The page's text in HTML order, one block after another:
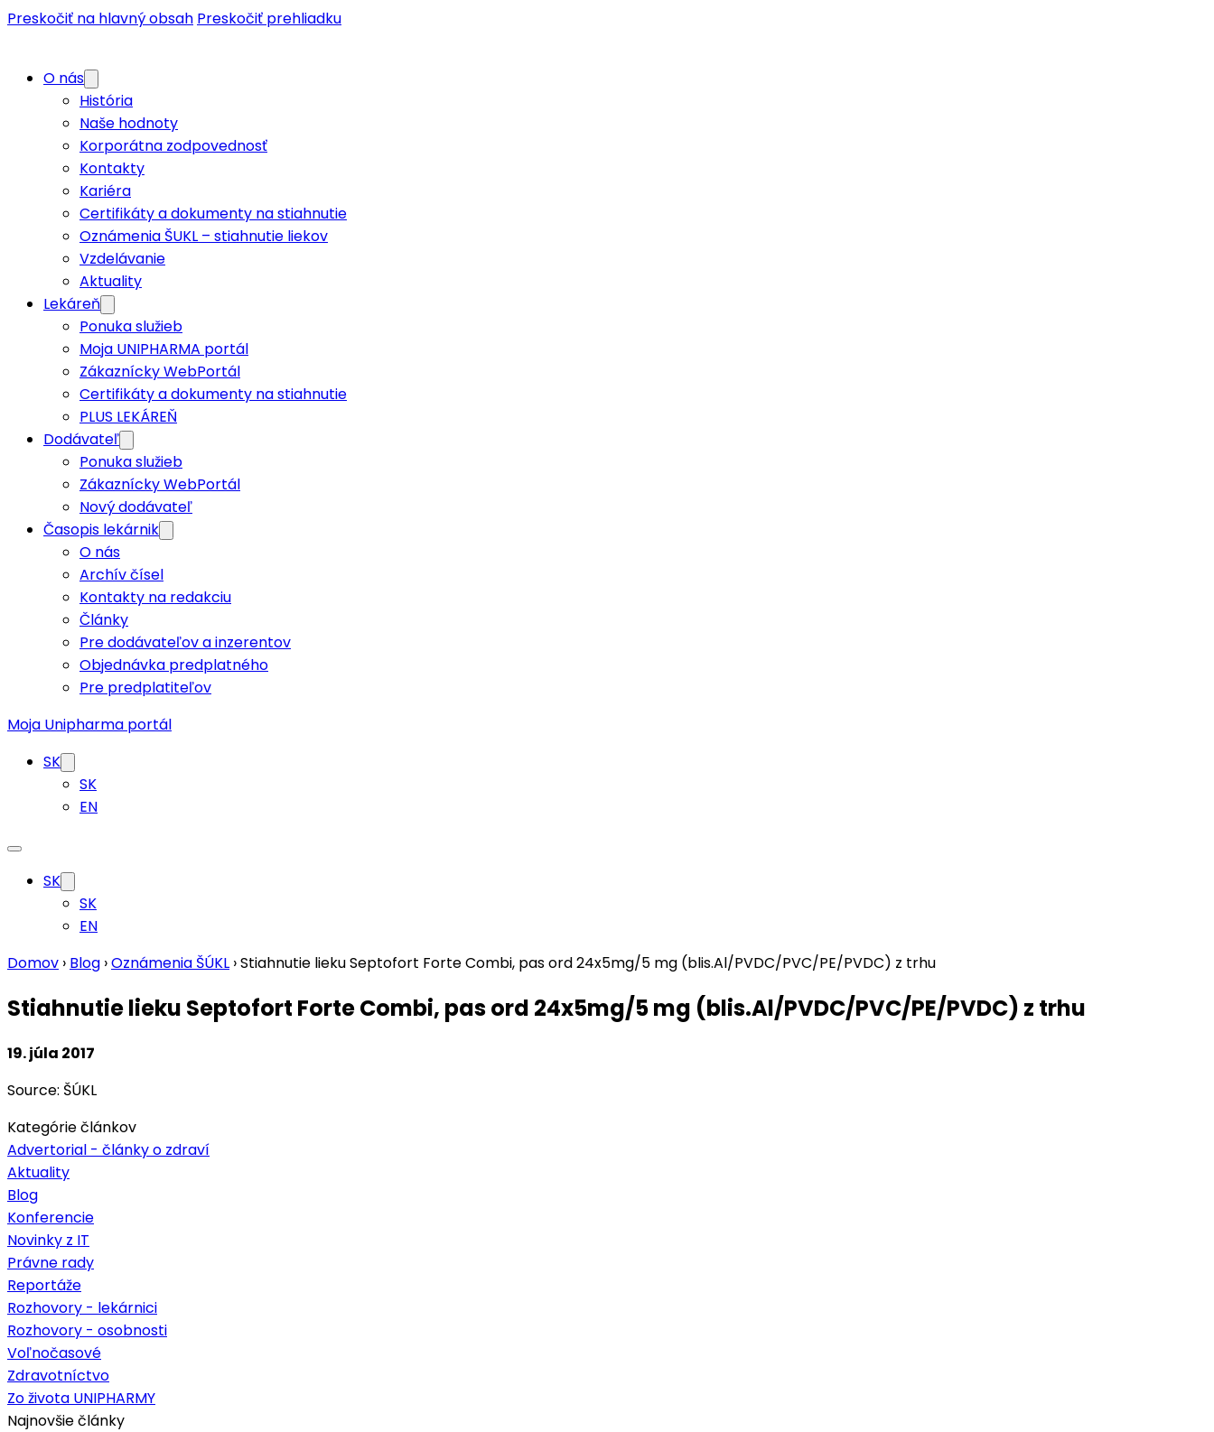
Preskočiť na hlavný obsah Preskočiť prehliadku
O nás
História
Naše hodnoty
Korporátna zodpovednosť
Kontakty
Kariéra
Certifikáty a dokumenty na stiahnutie
Oznámenia ŠUKL – stiahnutie liekov
Vzdelávanie
Aktuality
Lekáreň
Ponuka služieb
Moja UNIPHARMA portál
Zákaznícky WebPortál
Certifikáty a dokumenty na stiahnutie
PLUS LEKÁREŇ
Dodávateľ
Ponuka služieb
Zákaznícky WebPortál
Nový dodávateľ
Časopis lekárnik
O nás
Archív čísel
Kontakty na redakciu
Články
Pre dodávateľov a inzerentov
Objednávka predplatného
Pre predplatiteľov
Moja Unipharma portál
SK
SK
EN
SK
SK
EN
Domov › Blog ›Oznámenia ŠÚKL ›Stiahnutie lieku Septofort Forte Combi, pas ord 24x5mg/5 mg (blis.Al/PVDC/PVC/PE/PVDC) z trhu
Stiahnutie lieku Septofort Forte Combi, pas ord 24x5mg/5 mg (blis.Al/PVDC/PVC/PE/PVDC) z trhu
19. júla 2017
Source: ŠÚKL
Kategórie článkov
Advertorial - články o zdraví
Aktuality
Blog
Konferencie
Novinky z IT
Právne rady
Reportáže
Rozhovory - lekárnici
Rozhovory - osobnosti
Voľnočasové
Zdravotníctvo
Zo života UNIPHARMY
Najnovšie články